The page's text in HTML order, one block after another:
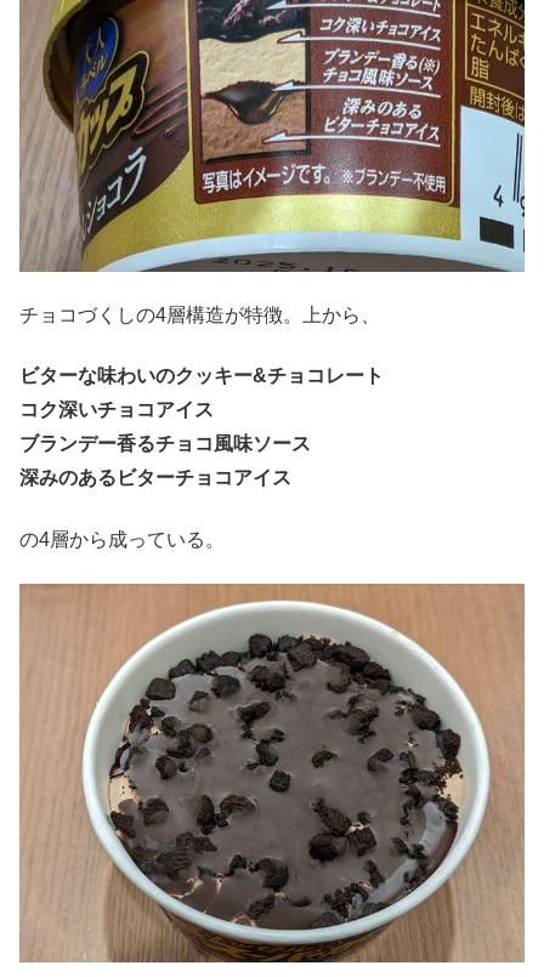
チョコづくしの4層構造が特徴。上から、
ビターな味わいのクッキー&チョコレート
コク深いチョコアイス
ブランデー香るチョコ風味ソース
深みのあるビターチョコアイス
の4層から成っている。